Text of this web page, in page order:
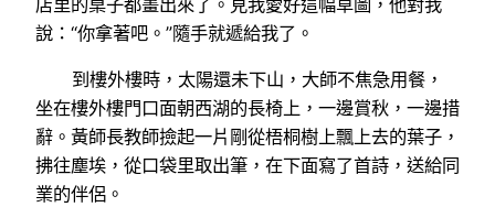
店里的桌子都畫出來了。見我愛好這幅草圖，他對我
說：“你拿著吧。”隨手就遞給我了。
到樓外樓時，太陽還未下山，大師不焦急用餐，
坐在樓外樓門口面朝西湖的長椅上，一邊賞秋，一邊措
辭。黃師長教師撿起一片剛從梧桐樹上飄上去的葉子，
拂往塵埃，從口袋里取出筆，在下面寫了首詩，送給同
業的伴侶。